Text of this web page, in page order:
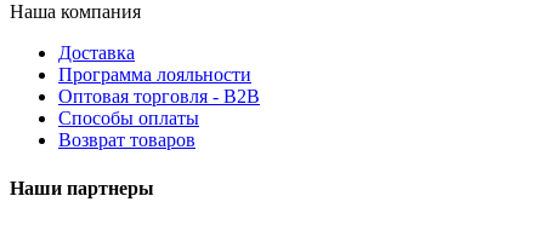
Наша компания
Доставка
Программа лояльности
Оптовая торговля - B2B
Способы оплаты
Возврат товаров
Наши партнеры